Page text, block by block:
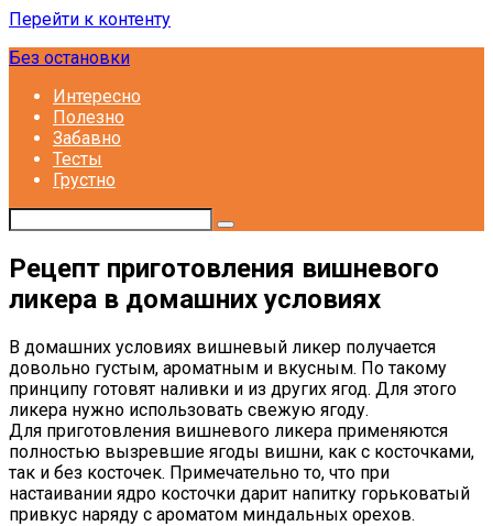
Перейти к контенту
Без остановки
Интересно
Полезно
Забавно
Тесты
Грустно
Рецепт приготовления вишневого
ликера в домашних условиях
В домашних условиях вишневый ликер получается
довольно густым, ароматным и вкусным. По такому
принципу готовят наливки и из других ягод. Для этого
ликера нужно использовать свежую ягоду.
Для приготовления вишневого ликера применяются
полностью вызревшие ягоды вишни, как с косточками,
так и без косточек. Примечательно то, что при
настаивании ядро косточки дарит напитку горьковатый
привкус наряду с ароматом миндальных орехов.